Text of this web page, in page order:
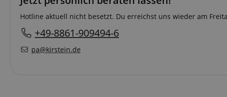
Hotline aktuell nicht besetzt. Du erreichst uns wieder am
+49-8861-909494-6
pa@kirstein.de